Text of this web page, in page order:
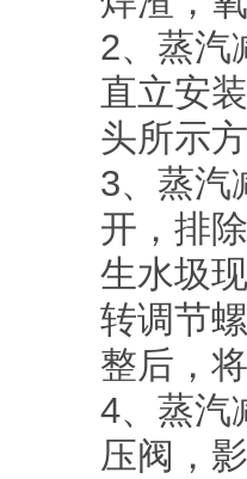
2、蒸汽
直立安
头所示
3、蒸汽
开，排
生水圾
转调节
整后，
4、蒸汽
压阀，